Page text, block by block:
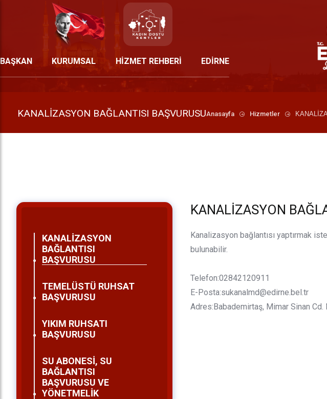
BAŞKAN KURUMSAL HİZMET REHBERİ EDİRNE
KANALİZASYON BAĞLANTISI BAŞVURUSUAnasayfa Hizmetler
KANALİZASYON
BAĞLANTISI
BAŞVURUSU
TEMELÜSTÜ RUHSAT
BAŞVURUSU
YIKIM RUHSATI
BAŞVURUSU
SU ABONESİ, SU
BAĞLANTISI
BAŞVURUSU VE
YÖNETMELİK
KANALİZASYON
Kanalizasyon bağlantısı yaptırmak
bulunabilir.
Telefon:02842120911
E-Posta:sukanalmd@edirne.bel.tr
Adres:Babademirtaş, Mimar Sinan